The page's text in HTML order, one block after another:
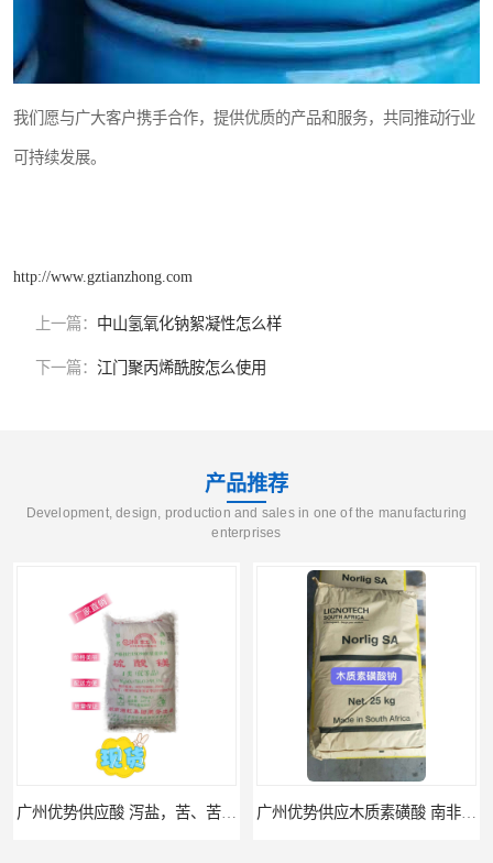
我们愿与广大客户携手合作，提供优质的产品和服务，共同推动行业
可持续发展。
http://www.gztianzhong.com
上一篇： 中山氢氧化钠絮凝性怎么样
下一篇： 江门聚丙烯酰胺怎么使用
产品推荐
Development, design, production and sales in one of the manufacturing
enterprises
广州供应聚 工业聚 低价净水剂